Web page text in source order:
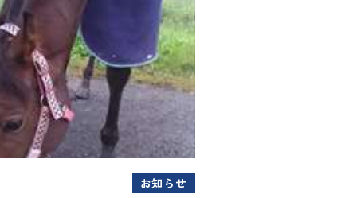
お知らせ